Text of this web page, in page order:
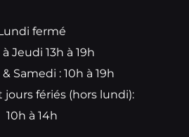
fermé
Jeudi 13h à 19h
Samedi : 10h à 19h
fériés (hors lundi):
10h à 14h